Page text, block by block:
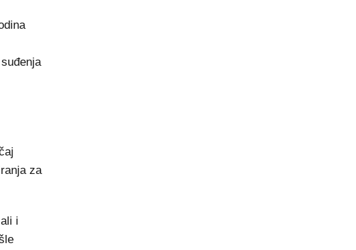
za
i